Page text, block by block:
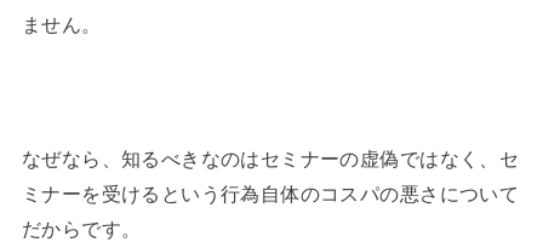
ません。
なぜなら、知るべきなのはセミナーの虚偽ではなく、セ
ミナーを受けるという行為自体のコスパの悪さについて
だからです。